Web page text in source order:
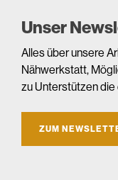
Unser
Alles über unsere
Nähwerkstatt,
zu Unterstützen die
ZUM